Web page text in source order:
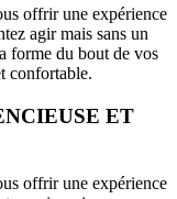
offrir une expérience
agir mais sans un
forme du bout de vos
confortable.
ET
offrir une expérience